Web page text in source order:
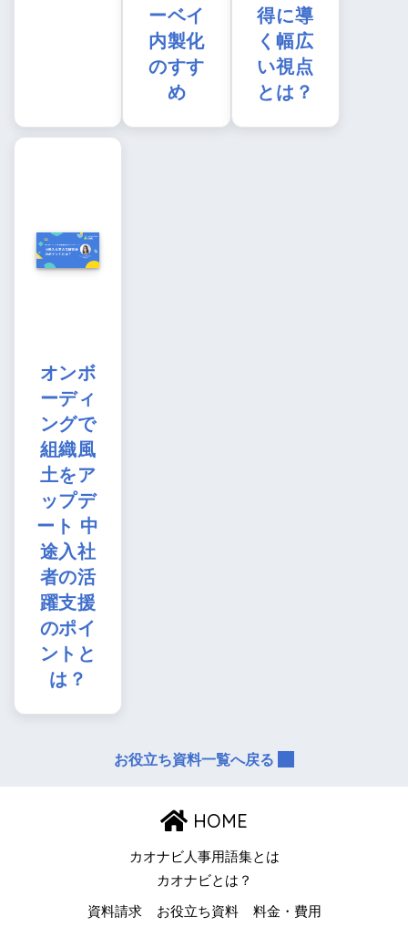
ーベイ
内製化
のすす
め
得に導
く幅広
い視点
とは？
オンボ
ーディ
ングで
組織風
土をア
ップデ
ート 中
途入社
者の活
躍支援
のポイ
ントと
は？
お役立ち資料一覧へ戻る
HOME
カオナビ人事用語集とは
カオナビとは？
資料請求 お役立ち資料 料金・費用